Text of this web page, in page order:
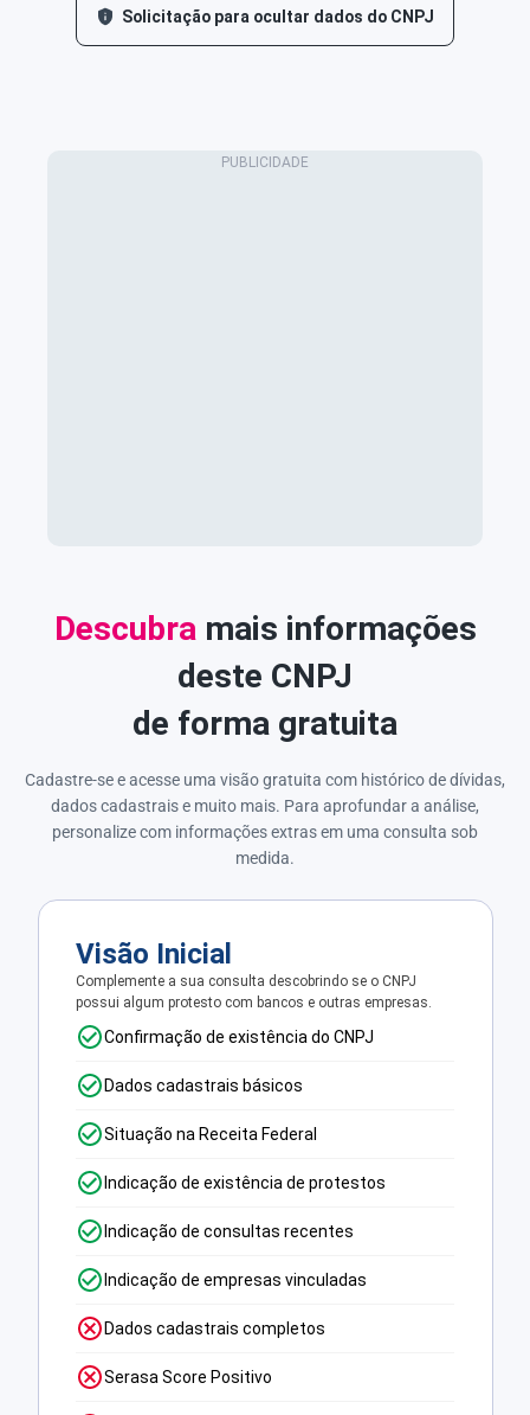
Solicitação para ocultar dados do CNPJ
Descubra mais informações
deste CNPJ
de forma gratuita
Cadastre-se e acesse uma visão gratuita com histórico de dívidas,
dados cadastrais e muito mais. Para aprofundar a análise,
personalize com informações extras em uma consulta sob
medida.
Visão Inicial
Complemente a sua consulta descobrindo se o CNPJ
possui algum protesto com bancos e outras empresas.
Confirmação de existência do CNPJ
Dados cadastrais básicos
Situação na Receita Federal
Indicação de existência de protestos
Indicação de consultas recentes
Indicação de empresas vinculadas
Dados cadastrais completos
Serasa Score Positivo